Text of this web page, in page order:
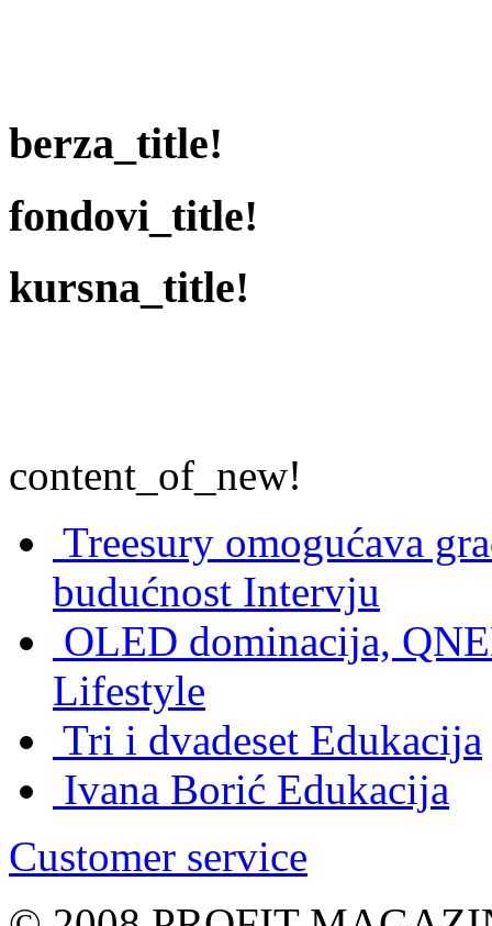
berza_title!
fondovi_title!
kursna_title!
content_of_new!
Treesury omogućava
budućnost Intervju
OLED dominacija,
Lifestyle
Tri i dvadeset Edukacija
Ivana Borić Edukacija
Customer service